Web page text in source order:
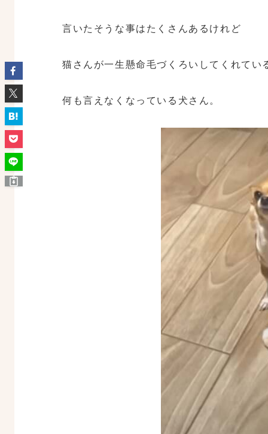
言いたそうな事はたくさんあるけれど
猫さんが一生懸命毛づくろいしてくれてい
何も言えなくなっている犬さん。